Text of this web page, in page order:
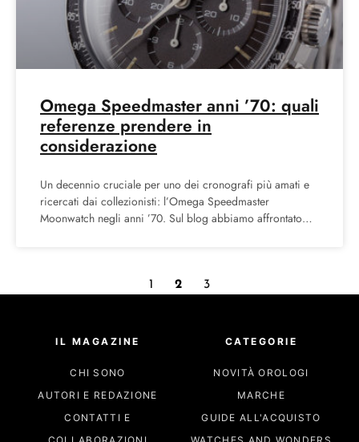
Omega Speedmaster anni ’70: quali
referenze prendere in
considerazione
Un decennio cruciale per uno dei cronografi più amati e
ricercati dai collezionisti: l’Omega Speedmaster
Moonwatch negli anni ’70. Sul blog abbiamo affrontato
1 2 3
IL MAGAZINE
CHI SONO
AUTORI E REDAZIONE
CONTATTI E
CATEGORIE
NOVITÀ OROLOGI
MARCHE
GUIDE ALL'ACQUISTO